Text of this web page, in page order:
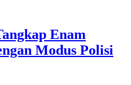
Enam
Modus Polisi